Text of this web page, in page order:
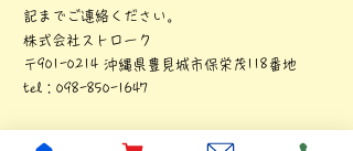
記までご連絡ください。
株式会社ストローク
〒901-0214 沖縄県豊見城市保栄茂118番地
tel：098-850-1647